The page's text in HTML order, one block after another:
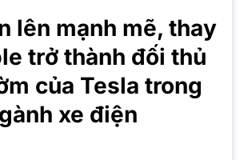
lên mạnh mẽ, thay
trở thành đối thủ
của Tesla trong
xe điện